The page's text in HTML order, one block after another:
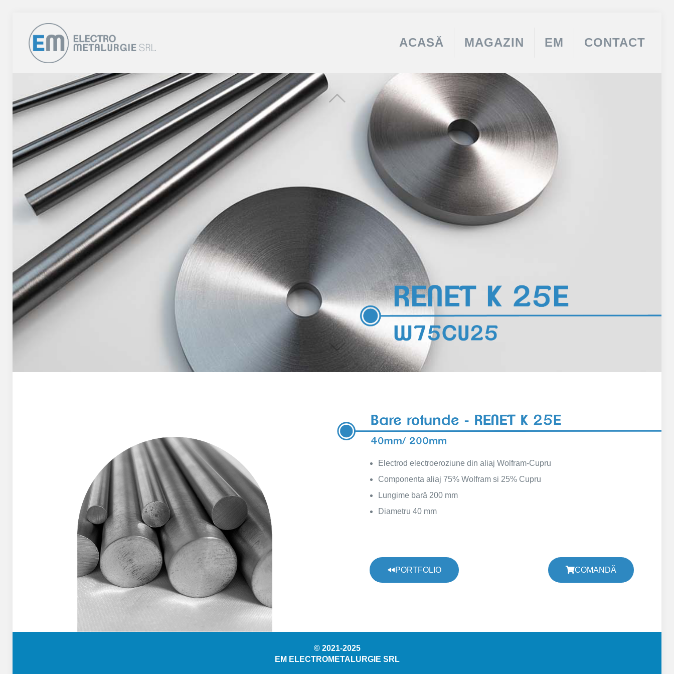
ACASĂ MAGAZIN EM CONTACT
Electrod electroeroziune din aliaj Wolfram-Cupru
Componenta aliaj 75% Wolfram si 25% Cupru
Lungime bară 200 mm
Diametru 40 mm
PORTFOLIO COMANDĂ
© 2021-2025
EM ELECTROMETALURGIE SRL